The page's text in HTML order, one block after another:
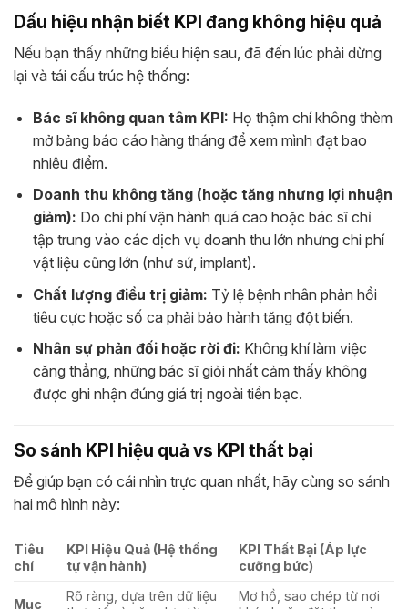
Dấu hiệu nhận biết KPI đang không hiệu quả
Nếu bạn thấy những biểu hiện sau, đã đến lúc phải dừng
lại và tái cấu trúc hệ thống:
Bác sĩ không quan tâm KPI: Họ thậm chí không thèm
mở bảng báo cáo hàng tháng để xem mình đạt bao
nhiêu điểm.
Doanh thu không tăng (hoặc tăng nhưng lợi nhuận
giảm): Do chi phí vận hành quá cao hoặc bác sĩ chỉ
tập trung vào các dịch vụ doanh thu lớn nhưng chi phí
vật liệu cũng lớn (như sứ, implant).
Chất lượng điều trị giảm: Tỷ lệ bệnh nhân phản hồi
tiêu cực hoặc số ca phải bảo hành tăng đột biến.
Nhân sự phản đối hoặc rời đi: Không khí làm việc
căng thẳng, những bác sĩ giỏi nhất cảm thấy không
được ghi nhận đúng giá trị ngoài tiền bạc.
So sánh KPI hiệu quả vs KPI thất bại
Để giúp bạn có cái nhìn trực quan nhất, hãy cùng so sánh
hai mô hình này:
Tiêu
chí
KPI Hiệu Quả (Hệ thống
tự vận hành)
KPI Thất Bại (Áp lực
cưỡng bức)
Mục
Rõ ràng, dựa trên dữ liệu
Mơ hồ, sao chép từ nơi